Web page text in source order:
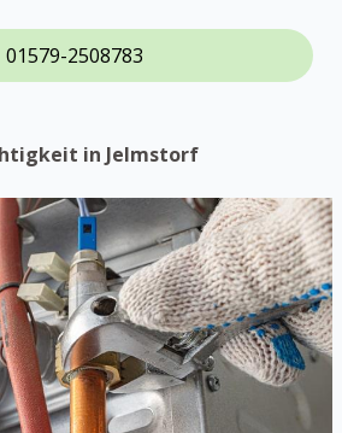
01579-2508783
in Jelmstorf